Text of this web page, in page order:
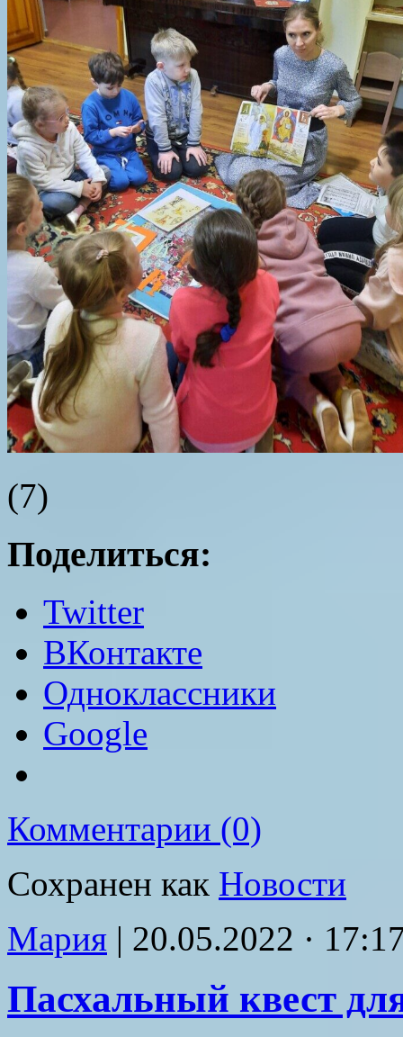
(7)
Поделиться:
Twitter
ВКонтакте
Одноклассники
Google
Комментарии (0)
Сохранен как Новости
Мария | 20.05.2022 ·
Пасхальный квест